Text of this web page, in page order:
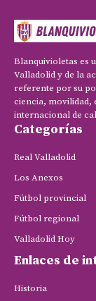
Blanquivioletas es
Valladolid y de la
referente por su
ciencia, movilidad,
internacional de
Categorías
Real Valladolid
Los Anexos
Fútbol provincial
Fútbol regional
Valladolid Hoy
Enlaces de
Historia